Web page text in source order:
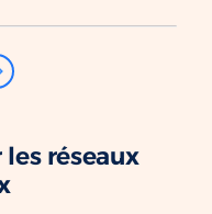
réseaux